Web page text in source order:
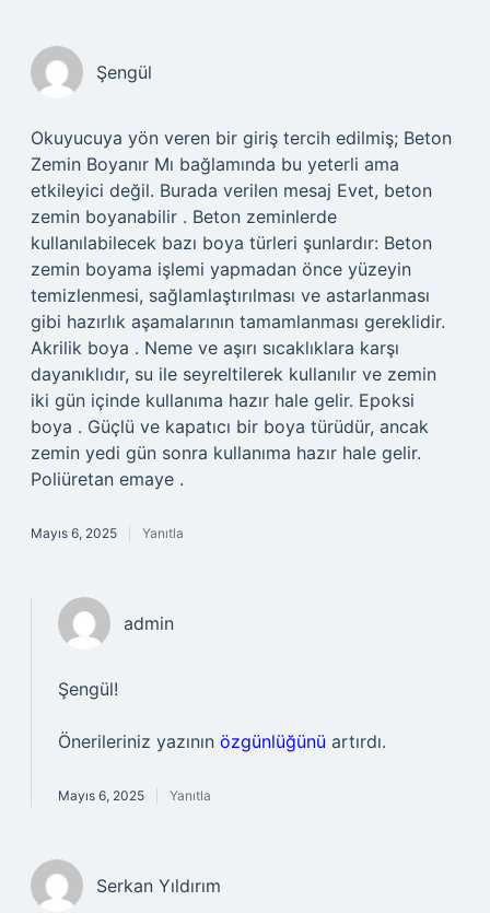
Şengül
Okuyucuya yön veren bir giriş tercih edilmiş; Beton
Zemin Boyanır Mı bağlamında bu yeterli ama
etkileyici değil. Burada verilen mesaj Evet, beton
zemin boyanabilir . Beton zeminlerde
kullanılabilecek bazı boya türleri şunlardır: Beton
zemin boyama işlemi yapmadan önce yüzeyin
temizlenmesi, sağlamlaştırılması ve astarlanması
gibi hazırlık aşamalarının tamamlanması gereklidir.
Akrilik boya . Neme ve aşırı sıcaklıklara karşı
dayanıklıdır, su ile seyreltilerek kullanılır ve zemin
iki gün içinde kullanıma hazır hale gelir. Epoksi
boya . Güçlü ve kapatıcı bir boya türüdür, ancak
zemin yedi gün sonra kullanıma hazır hale gelir.
Poliüretan emaye .
Mayıs 6, 2025 Yanıtla
admin
Şengül!
Önerileriniz yazının özgünlüğünü artırdı.
Mayıs 6, 2025 Yanıtla
Serkan Yıldırım